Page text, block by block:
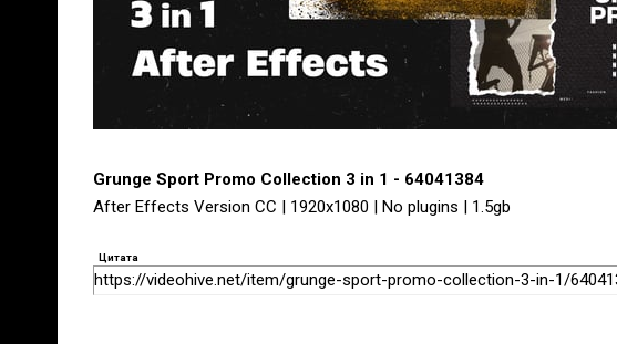
Grunge Sport Promo Collection 3 in 1 - 64041384
After Effects Version CC | 1920x1080 | No plugins | 1.5gb
Цитата
https://videohive.net/item/grunge-sport-promo-collection-3-in-1/